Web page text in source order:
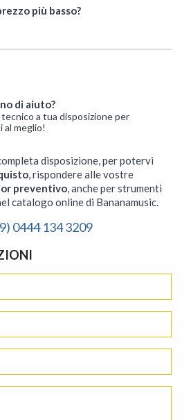
più basso?
di aiuto?
a tua disposizione per
al meglio!
disposizione, per potervi
, rispondere alle vostre
preventivo, anche per strumenti
catalogo online di Bananamusic.
0444 134 3209